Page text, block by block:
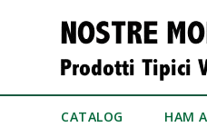
CATALOG HAM